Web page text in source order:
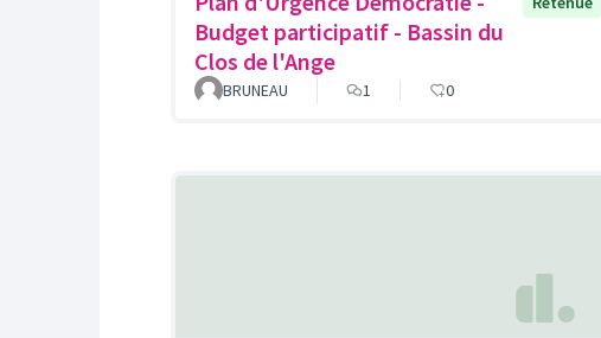
Budget participatif - Bassin du
Clos de l'Ange
BRUNEAU 1 0